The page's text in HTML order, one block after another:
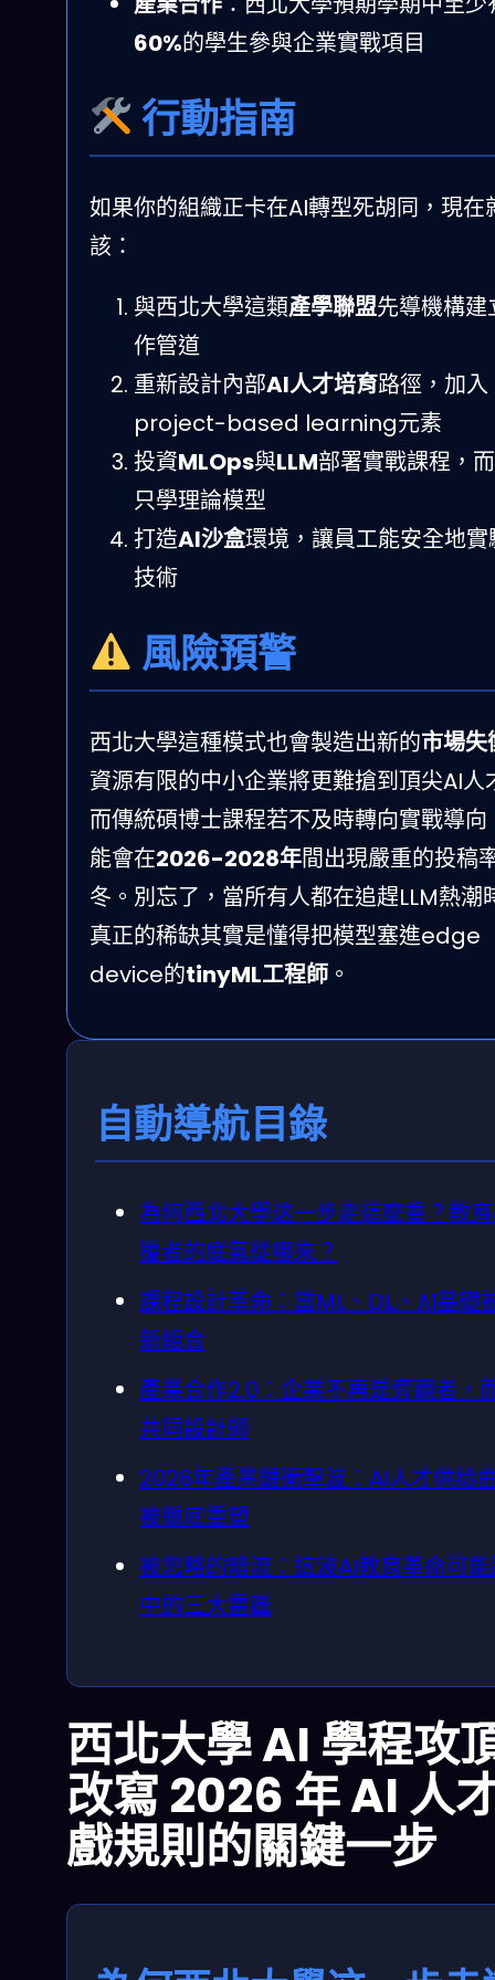
60%的學生參與企業實戰項目
行動指南
如果你的組織正卡在AI轉型死胡同，現在
該：
與西北大學這類產學聯盟先導機構建
作管道
重新設計內部AI人才培育路徑，加入
project-based learning元素
投資MLOps與LLM部署實戰課程，
只學理論模型
打造AI沙盒環境，讓員工能安全地實
技術
風險預警
西北大學這種模式也會製造出新的市場失
資源有限的中小企業將更難搶到頂尖AI人
而傳統碩博士課程若不及時轉向實戰導向
能會在2026-2028年間出現嚴重的投稿
冬。別忘了，當所有人都在追趕LLM熱潮
真正的稀缺其實是懂得把模型塞進edge
device的tinyML工程師 。
自動導航目錄
為何西北大學这一步走這麼重？教
覆者的底氣從哪來？
課程設計革命：當ML、DL、AI基礎
新組合
產業合作2.0：企業不再是旁觀者，
共同設計師
2026年產業鏈衝擊波：AI人才供给
被徹底重塑
被忽略的暗流：這波AI教育革命可
中的三大雷區
西北大學 AI 學程攻
改寫 2026 年 AI 人
戲規則的關鍵一步